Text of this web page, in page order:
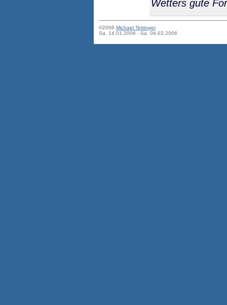
Wetters gute
©2006 Michael Tettinger
Sa. 14.01.2006 - Sa. 04.03.2006